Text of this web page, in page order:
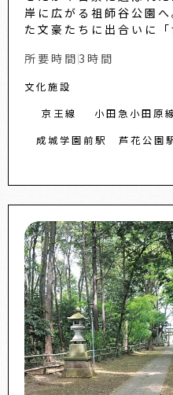
岸に広がる祖師谷公園へ。 そして、世田谷を
た文豪たちに出合いに
所要時間 3時間
文化施設
京王線
小田急小田原
成城学園前駅
芦花公園